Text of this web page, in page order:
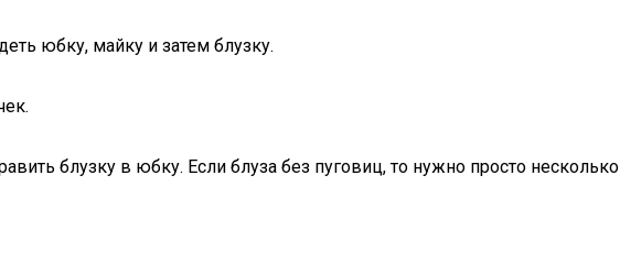
юбку, майку и затем блузку.
блузку в юбку. Если блуза без пуговиц, то нужно просто несколько